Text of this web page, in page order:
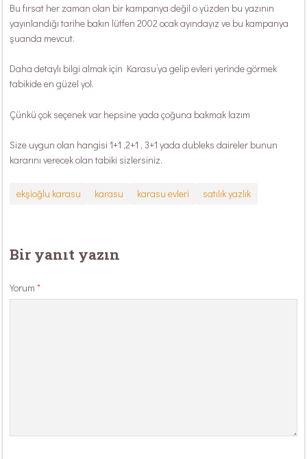
Bu fırsat her zaman olan bir kampanya değil o yüzden bu yazının
yayınlandığı tarihe bakın lütfen 2002 ocak ayındayız ve bu kampanya
şuanda mevcut.
Daha detaylı bilgi almak için Karasu’ya gelip evleri yerinde görmek
tabikide en güzel yol.
Çünkü çok seçenek var hepsine yada çoğuna bakmak lazım
Size uygun olan hangisi 1+1 ,2+1 , 3+1 yada dubleks daireler bunun
kararını verecek olan tabiki sizlersiniz.
ekşioğlu karasu karasu karasu evleri satılık yazlık
Bir yanıt yazın
Yorum*